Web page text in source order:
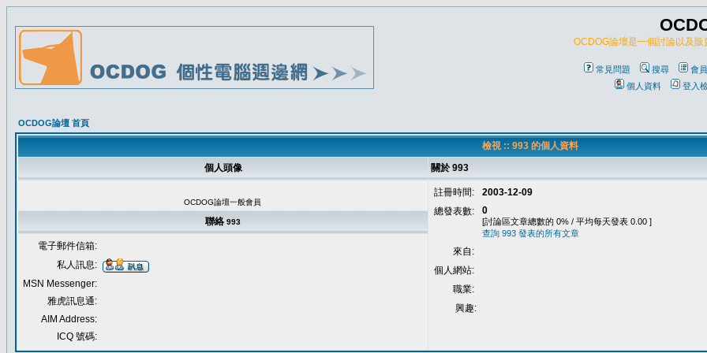
OCDOG論壇是一個討論以及
常見問題 搜尋
會
個人資料
登入
OCDOG論壇 首頁
檢視 :: 993 的個人資料
個人頭像
關於 993
OCDOG論壇一般會員
註冊時間:
2003-12-09
總發表數:
0
[討論區文章總數的 0% / 平均每天發表 0.00 ]
查詢 993 發表的所有文章
來自:
個人網站:
職業:
興趣:
聯絡 993
電子郵件信箱:
私人訊息:
MSN Messenger:
雅虎訊息通:
AIM Address:
ICQ 號碼: